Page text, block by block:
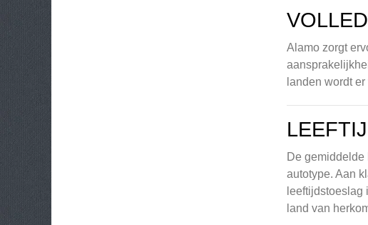
Alamo zorgt
landen wordt
De gemiddelde
autotype. Aan
land van